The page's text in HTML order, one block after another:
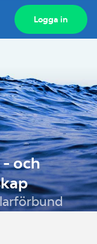
Visa Logga in
och